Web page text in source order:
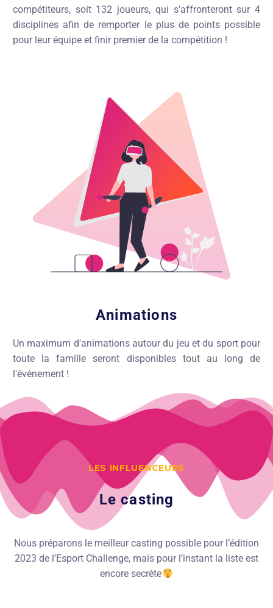
compétiteurs, soit 132 joueurs, qui s'affronteront sur 4
disciplines afin de remporter le plus de points possible
pour leur équipe et finir premier de la compétition !
Animations
Un maximum d'animations autour du jeu et du sport pour
toute la famille seront disponibles tout au long de
l'événement !
LES INFLUENCEURS
Le casting
Nous préparons le meilleur casting possible pour l’édition
2023 de l’Esport Challenge, mais pour l’instant la liste est
encore secrète